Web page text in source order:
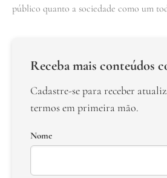
público quanto a sociedade como um
Receba mais conteúdos
Cadastre-se para receber
termos em primeira mão.
Nome